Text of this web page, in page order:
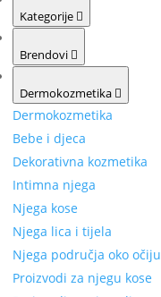
Kategorije
Brendovi
Dermokozmetika
Dermokozmetika
Bebe i djeca
Dekorativna kozmetika
Intimna njega
Njega kose
Njega lica i tijela
Njega područja oko očiju
Proizvodi za njegu kose